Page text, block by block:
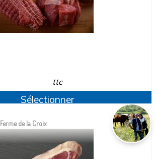
ttc
Sélectionner
Ferme de la Croix